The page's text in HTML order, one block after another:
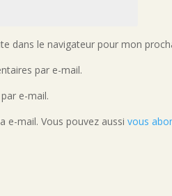
dans le navigateur pour mon
par e-mail.
e-mail.
e-mail. Vous pouvez aussivous